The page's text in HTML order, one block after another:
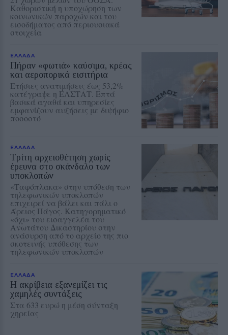
Καθοριστική η υποχώρηση των
κοινωνικών παροχών και του
εισοδήματος από περιουσιακά
στοιχεία
ΕΛΛΑΔΑ
Πήραν «φωτιά» καύσιμα, κρέας
και αεροπορικά εισιτήρια
Ετήσιες ανατιμήσεις έως 53,2%
κατέγραψε η ΕΛΣΤΑΤ. Επτά
βασικά αγαθά και υπηρεσίες
εμφανίζουν αυξήσεις με διψήφιο
ποσοστό
ΕΛΛΑΔΑ
Τρίτη αρχειοθέτηση χωρίς
έρευνα στο σκάνδαλο των
υποκλοπών
«Ταφόπλακα» στην υπόθεση των
τηλεφωνικών υποκλοπών
επιχειρεί να βάλει και πάλι ο
Άρειος Πάγος. Κατηγορηματικό
«όχι» του εισαγγελέα του
Ανωτάτου Δικαστηρίου στην
ανάσυρση από το αρχείο της πιο
σκοτεινής υπόθεσης των
τηλεφωνικών υποκλοπών
ΕΛΛΑΔΑ
Η ακρίβεια εξανεμίζει τις
χαμηλές συντάξεις
Στα 633 ευρώ η μέση σύνταξη
χηρείας